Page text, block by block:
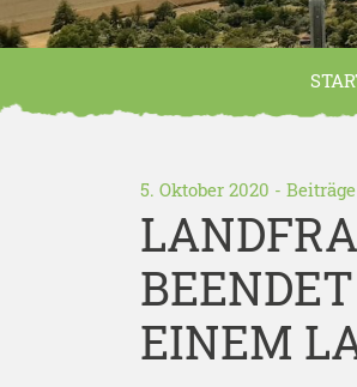
5. Oktober 2020 - Beiträge
EINEM